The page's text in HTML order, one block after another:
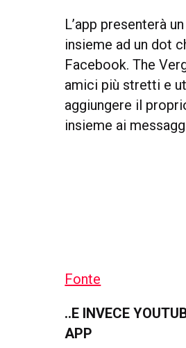
L’app presenterà
insieme ad un dot
Facebook. The
amici più stretti e
aggiungere il
insieme ai
Fonte
..E INVECE
APP